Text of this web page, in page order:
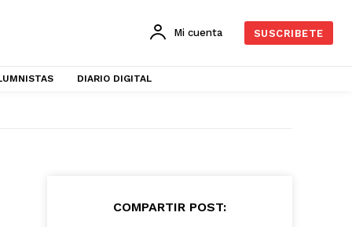
Mi cuenta SUSCRIBETE
DIARIO DIGITAL
COMPARTIR POST: